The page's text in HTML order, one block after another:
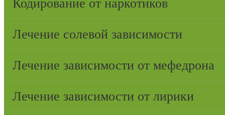
Кодирование от наркотиков
Лечение солевой зависимости
Лечение зависимости от мефедрона
Лечение зависимости от лирики